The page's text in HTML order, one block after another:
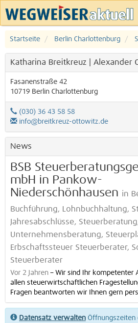
Startseite Berlin Charlottenburg
Katharina Breitkreuz | Alexander
Fasanenstraße 42
10719 Berlin Charlottenburg
(030) 36 43 58 58
info@breitkreuz-ottowitz.de
News
BSB
mbH in Pankow-
Niederschönhausen in
Buchführung, Lohnbuchhaltung,
Jahresabschlüsse,
Unternehmensberatung,
Erbschaftssteuer Steuerberater,
Steuerberater
Vor 2 Jahren – Wir sind Ihr kompetenter
allen steuerwirtschaftlichen
Fragen beantworten wir Ihnen gern
Datensatz verwalten Öffnungszeiten